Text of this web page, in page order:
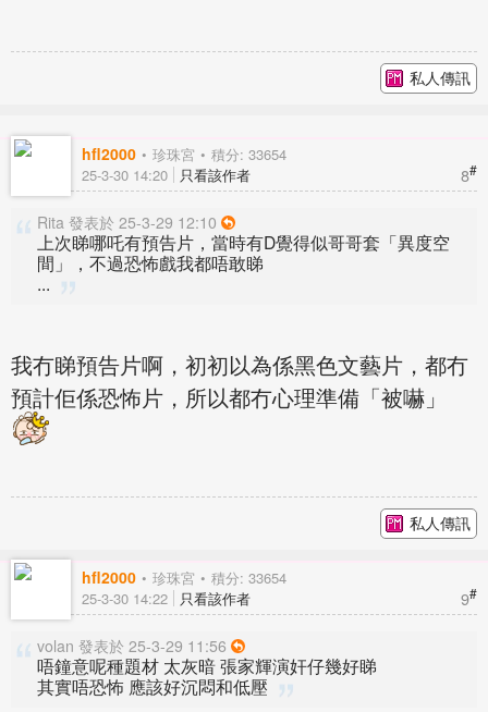
私人傳訊
hfl2000 珍珠宮 積分: 33654
8#
25-3-30 14:20 只看該作者
Rita 發表於 25-3-29 12:10
上次睇哪吒有預告片，當時有D覺得似哥哥套「異度空
間」，不過恐怖戲我都唔敢睇
...
我冇睇預告片啊，初初以為係黑色文藝片，都冇
預計佢係恐怖片，所以都冇心理準備「被嚇」
私人傳訊
hfl2000 珍珠宮 積分: 33654
9#
25-3-30 14:22 只看該作者
volan 發表於 25-3-29 11:56
唔鐘意呢種題材 太灰暗 張家輝演奸仔幾好睇
其實唔恐怖 應該好沉悶和低壓